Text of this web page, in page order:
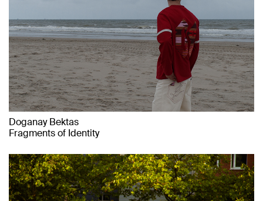
Doganay Bektas
Fragments of Identity